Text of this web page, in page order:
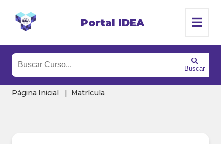
Portal IDEA
Buscar
Página Inicial Matrícula